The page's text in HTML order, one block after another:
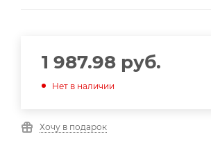
1 987.98 руб.
Нет в наличии
Хочу в подарок